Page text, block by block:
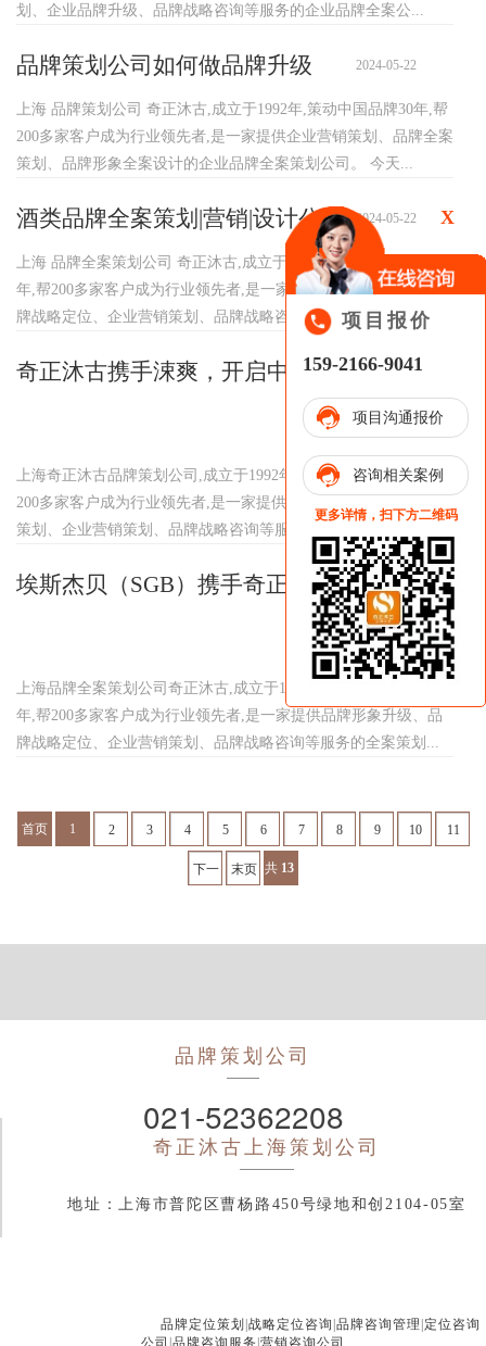
划、企业品牌升级、品牌战略咨询等服务的企业品牌全案公...
品牌策划公司如何做品牌升级 2024-05-22
上海 品牌策划公司 奇正沐古,成立于1992年,策动中国品牌30年,帮
200多家客户成为行业领先者,是一家提供企业营销策划、品牌全案
策划、品牌形象全案设计的企业品牌全案策划公司。 今天...
酒类品牌全案策划|营销|设计公司 2024-05-22
上海 品牌全案策划公司 奇正沐古,成立于1992年,策动中国品牌30
年,帮200多家客户成为行业领先者,是一家提供品牌形象升级、品
牌战略定位、企业营销策划、品牌战略咨询等服务的全案策...
奇正沐古携手涑爽，开启中国口腔护理专业
上海奇正沐古品牌策划公司,成立于1992年,策动中国品牌30年,帮
200多家客户成为行业领先者,是一家提供品牌营销咨询、品牌全案
策划、企业营销策划、品牌战略咨询等服务的企业品牌策划...
埃斯杰贝（SGB）携手奇正沐古，合力开拓
2024-05-22
上海品牌全案策划公司奇正沐古,成立于1992年,策动中国品牌30
年,帮200多家客户成为行业领先者,是一家提供品牌形象升级、品
牌战略定位、企业营销策划、品牌战略咨询等服务的全案策划...
首页 1 2 3 4 5 6 7 8 9 10 11
下一 末页 共 13
奇正沐古上海策划公司
地址：上海市普陀区曹杨路450号绿地和创2104-05室
品牌策划公司
021-52362208
品牌定位策划 战略定位咨询 品牌咨询管理 定位咨询
公司 品牌咨询服务 营销咨询公司
X
项目报价
159-2166-9041
项目沟通报价
咨询相关案例
更多详情，扫下方二维码